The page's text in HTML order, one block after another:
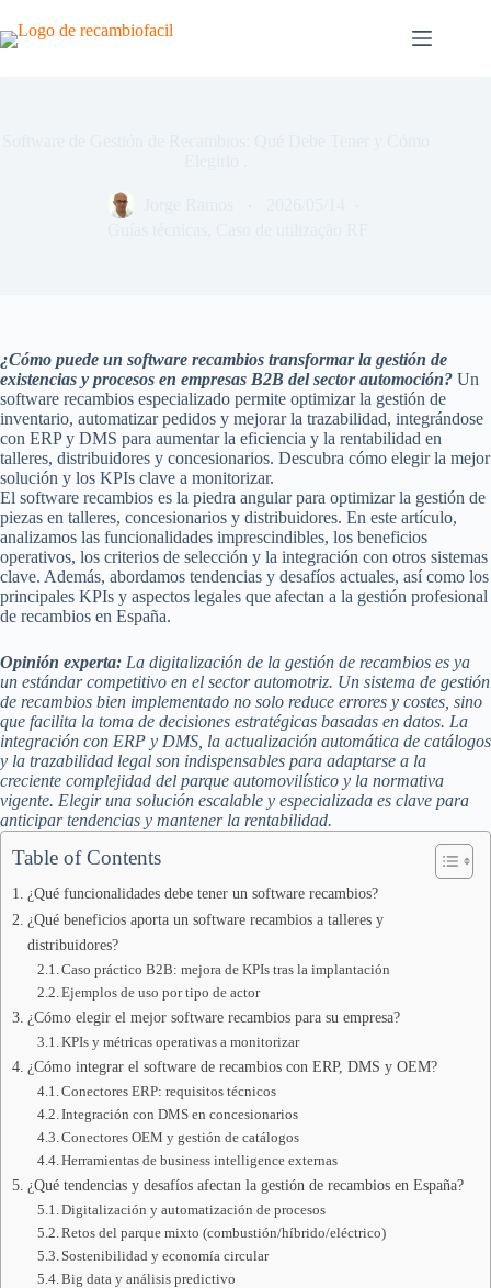
al
contenido
¿Cómo puede un software recambios transformar la gestión de
existencias y procesos en empresas B2B del sector automoción? Un
software recambios especializado permite optimizar la gestión de
inventario, automatizar pedidos y mejorar la trazabilidad, integrándose
con ERP y DMS para aumentar la eficiencia y la rentabilidad en
talleres, distribuidores y concesionarios. Descubra cómo elegir la mejor
solución y los KPIs clave a monitorizar.
El software recambios es la piedra angular para optimizar la gestión de
piezas en talleres, concesionarios y distribuidores. En este artículo,
analizamos las funcionalidades imprescindibles, los beneficios
operativos, los criterios de selección y la integración con otros sistemas
clave. Además, abordamos tendencias y desafíos actuales, así como los
principales KPIs y aspectos legales que afectan a la gestión profesional
de recambios en España.
Opinión experta: La digitalización de la gestión de recambios es ya
un estándar competitivo en el sector automotriz. Un sistema de gestión
de recambios bien implementado no solo reduce errores y costes, sino
que facilita la toma de decisiones estratégicas basadas en datos. La
integración con ERP y DMS, la actualización automática de catálogos
y la trazabilidad legal son indispensables para adaptarse a la
creciente complejidad del parque automovilístico y la normativa
vigente. Elegir una solución escalable y especializada es clave para
anticipar tendencias y mantener la rentabilidad.
Table of Contents
¿Qué funcionalidades debe tener un software recambios?
¿Qué beneficios aporta un software recambios a talleres y
distribuidores?
Caso práctico B2B: mejora de KPIs tras la implantación
Ejemplos de uso por tipo de actor
¿Cómo elegir el mejor software recambios para su empresa?
KPIs y métricas operativas a monitorizar
¿Cómo integrar el software de recambios con ERP, DMS y OEM?
Conectores ERP: requisitos técnicos
Integración con DMS en concesionarios
Conectores OEM y gestión de catálogos
Herramientas de business intelligence externas
¿Qué tendencias y desafíos afectan la gestión de recambios en España?
Digitalización y automatización de procesos
Retos del parque mixto (combustión/híbrido/eléctrico)
Sostenibilidad y economía circular
Big data y análisis predictivo